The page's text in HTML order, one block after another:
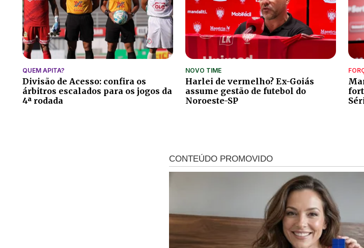
QUEM APITA?
Divisão de Acesso: confira os
árbitros escalados para os jogos da
4ª rodada
NOVO TIME
Harlei de vermelho? Ex-Goiás
assume gestão de futebol do
Noroeste-SP